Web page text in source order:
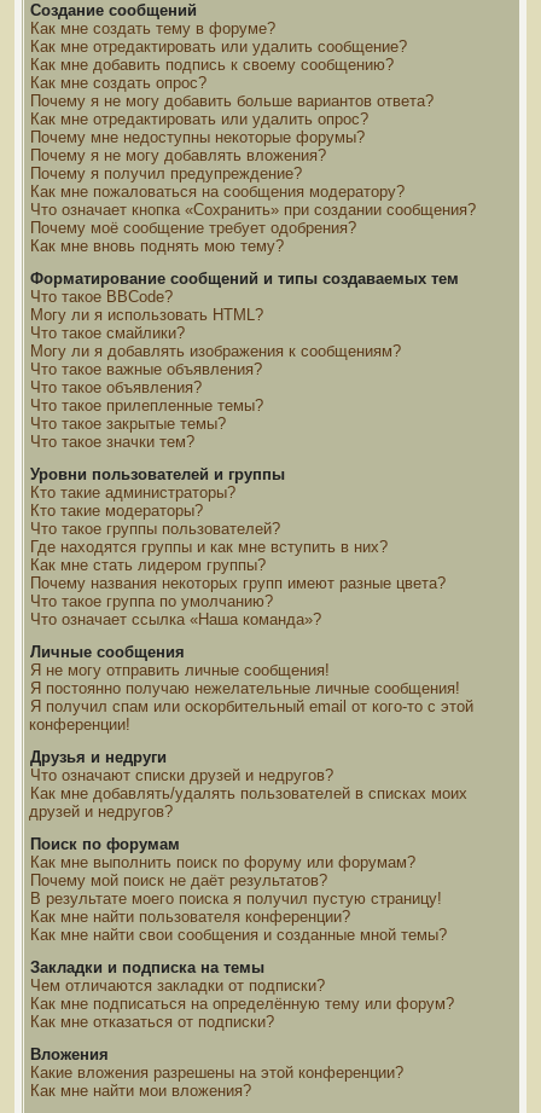
Создание сообщений
Как мне создать тему в форуме?
Как мне отредактировать или удалить сообщение?
Как мне добавить подпись к своему сообщению?
Как мне создать опрос?
Почему я не могу добавить больше вариантов ответа?
Как мне отредактировать или удалить опрос?
Почему мне недоступны некоторые форумы?
Почему я не могу добавлять вложения?
Почему я получил предупреждение?
Как мне пожаловаться на сообщения модератору?
Что означает кнопка «Сохранить» при создании сообщения?
Почему моё сообщение требует одобрения?
Как мне вновь поднять мою тему?
Форматирование сообщений и типы создаваемых тем
Что такое BBCode?
Могу ли я использовать HTML?
Что такое смайлики?
Могу ли я добавлять изображения к сообщениям?
Что такое важные объявления?
Что такое объявления?
Что такое прилепленные темы?
Что такое закрытые темы?
Что такое значки тем?
Уровни пользователей и группы
Кто такие администраторы?
Кто такие модераторы?
Что такое группы пользователей?
Где находятся группы и как мне вступить в них?
Как мне стать лидером группы?
Почему названия некоторых групп имеют разные цвета?
Что такое группа по умолчанию?
Что означает ссылка «Наша команда»?
Личные сообщения
Я не могу отправить личные сообщения!
Я постоянно получаю нежелательные личные сообщения!
Я получил спам или оскорбительный email от кого-то с этой
конференции!
Друзья и недруги
Что означают списки друзей и недругов?
Как мне добавлять/удалять пользователей в списках моих
друзей и недругов?
Поиск по форумам
Как мне выполнить поиск по форуму или форумам?
Почему мой поиск не даёт результатов?
В результате моего поиска я получил пустую страницу!
Как мне найти пользователя конференции?
Как мне найти свои сообщения и созданные мной темы?
Закладки и подписка на темы
Чем отличаются закладки от подписки?
Как мне подписаться на определённую тему или форум?
Как мне отказаться от подписки?
Вложения
Какие вложения разрешены на этой конференции?
Как мне найти мои вложения?